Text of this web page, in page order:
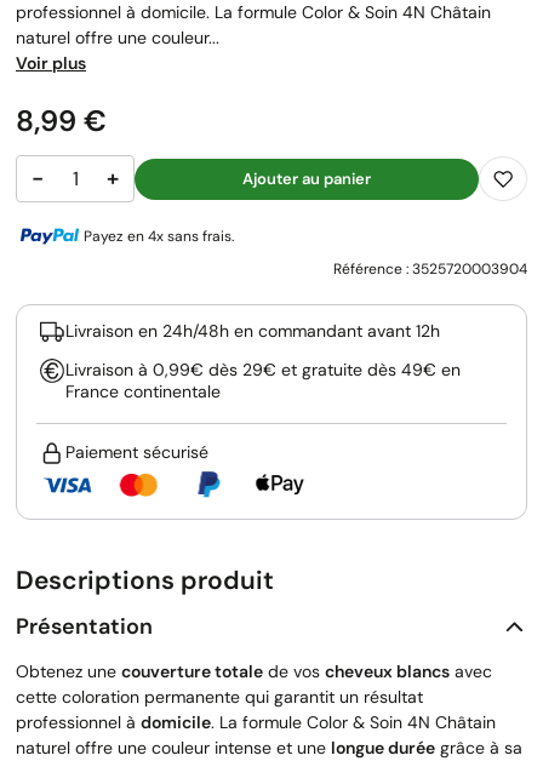
professionnel à domicile. La formule Color & Soin 4N Châtain
naturel offre une couleur...
Voir plus
Prix
8,99 €
− + Ajouter au panier
Payez en 4x sans frais.
Référence :3525720003904
Livraison en 24h/48h en commandant avant 12h
Livraison à 0,99€ dès 29€ et gratuite dès 49€ en
France continentale
Paiement sécurisé
Descriptions produit
Présentation
Obtenez une couverture totale de vos cheveux blancs avec
cette coloration permanente qui garantit un résultat
professionnel à domicile. La formule Color & Soin 4N Châtain
naturel offre une couleur intense et une longue durée grâce à sa